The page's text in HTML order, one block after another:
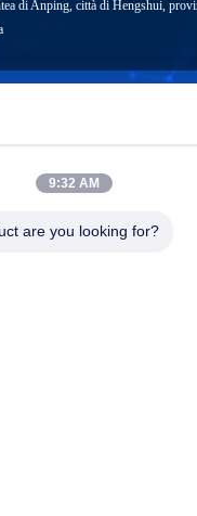
di Anping, città di Hengshui,
9:32 AM
are you looking for?